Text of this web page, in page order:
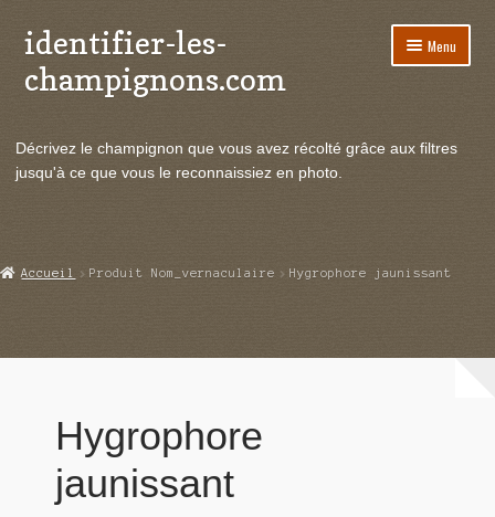
Aller
à
la
Aller
au
contenu
identifier-les-
champignons.com
Menu
le
Actualités
menu
Echanges et contacts
Ouvrir
Décrivez le champignon que vous avez récolté grâce aux filtres
jusqu'à ce que vous le reconnaissiez en photo.
Accueil Produit Nom_vernaculaire Hygrophore jaunissant
Hygrophore
jaunissant